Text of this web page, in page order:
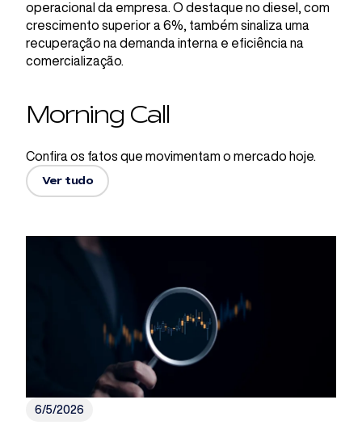
operacional da empresa. O destaque no diesel, com
crescimento superior a 6%, também sinaliza uma
recuperação na demanda interna e eficiência na
comercialização.
Morning Call
Confira os fatos que movimentam o mercado hoje.
Ver tudo
6/5/2026